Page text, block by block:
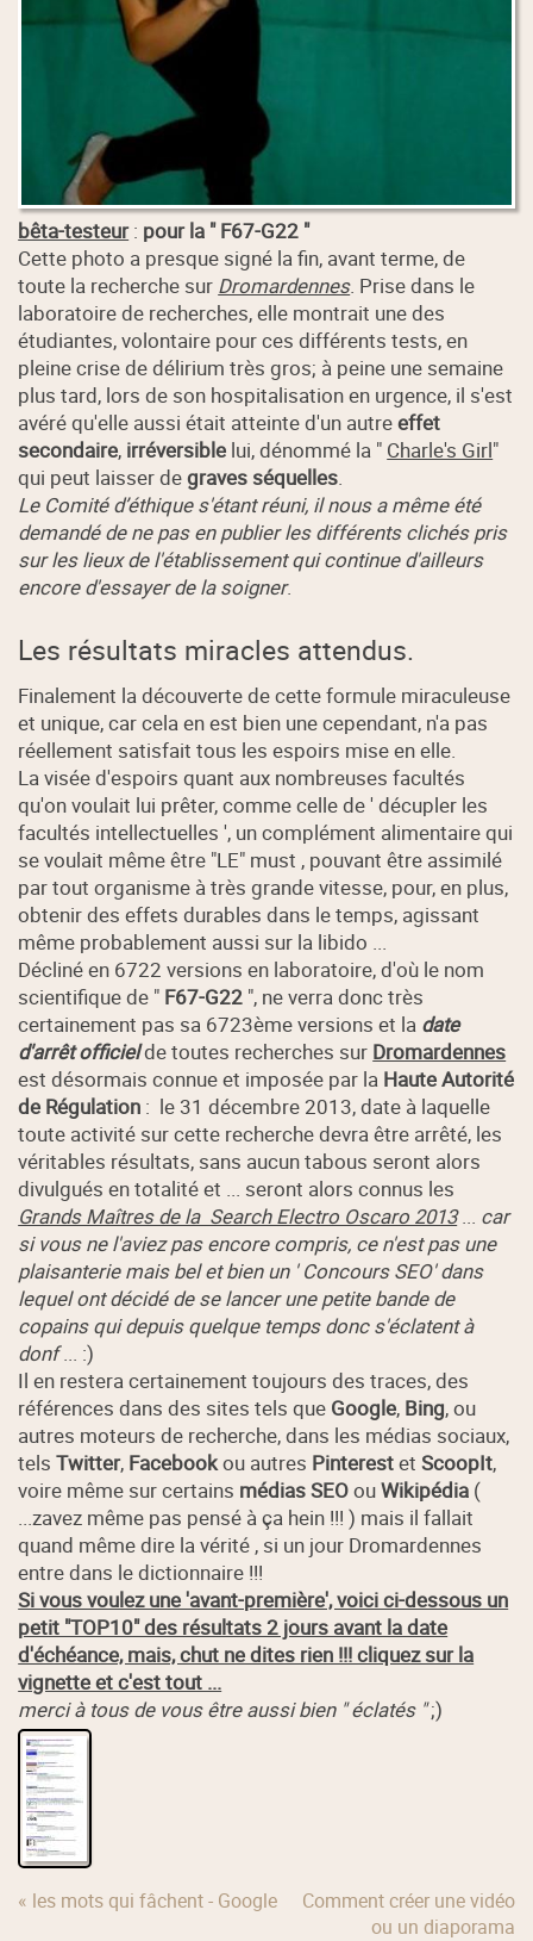
bêta-testeur: pour la " F67-G22 "
Cette photo a presque signé la fin, avant terme, de
toute la recherche sur Dromardennes. Prise dans le
laboratoire de recherches, elle montrait une des
étudiantes, volontaire pour ces différents tests, en
pleine crise de délirium très gros; à peine une semaine
plus tard, lors de son hospitalisation en urgence, il s'est
avéré qu'elle aussi était atteinte d'un autreeffet
secondaire, irréversible lui, dénommé la " Charle's Girl"
qui peut laisser degraves séquelles.
Le Comité d’éthique s'étant réuni, il nous a même été
demandé de ne pas en publier les différents clichés pris
sur les lieux de l'établissement qui continue d'ailleurs
encore d'essayer de la soigner.
Les résultats miracles attendus.
Finalement la découverte de cette formule miraculeuse
et unique, car cela en est bien une cependant, n'a pas
réellement satisfait tous les espoirs mise en elle.
La visée d'espoirs quant aux nombreuses facultés
qu'on voulait lui prêter, comme celle de ' décupler les
facultés intellectuelles ', un complément alimentaire qui
se voulait même être "LE" must , pouvant être assimilé
par tout organisme à très grande vitesse, pour, en plus,
obtenir des effets durables dans le temps, agissant
même probablement aussi sur la libido ...
Décliné en 6722 versions en laboratoire, d'où le nom
scientifique de " F67-G22 ", ne verra donc très
certainement pas sa 6723ème versions et la date
d'arrêt officielde toutes recherches sur Dromardennes
est désormais connue et imposée par la Haute Autorité
de Régulation : le 31 décembre 2013, date à laquelle
toute activité sur cette recherche devra être arrêté, les
véritables résultats, sans aucun tabous seront alors
divulgués en totalité et ... seront alors connus les
Grands Maîtres de la Search Electro Oscaro 2013... car
si vous ne l'aviez pas encore compris, ce n'est pas une
plaisanterie mais bel et bien un ' Concours SEO' dans
lequel ont décidé de se lancer une petite bande de
copains qui depuis quelque temps donc s'éclatent à
donf... :)
Il en restera certainement toujours des traces, des
références dans des sites tels que Google, Bing, ou
autres moteurs de recherche, dans les médias sociaux,
telsTwitter, Facebookou autres PinterestetScoopIt,
voire même sur certains médias SEOouWikipédia (
...zavez même pas pensé à ça hein !!! ) mais il fallait
quand même dire la vérité , si un jour Dromardennes
entre dans le dictionnaire !!!
Si vous voulez une 'avant-première', voici ci-dessous un
petit "TOP10" des résultats 2 jours avant la date
d'échéance, mais, chut ne dites rien !!! cliquez sur la
vignette et c'est tout ...
merci à tous de vous être aussi bien " éclatés ";)
« les mots qui fâchent - Google
Comment créer une vidéo
ou un diaporama